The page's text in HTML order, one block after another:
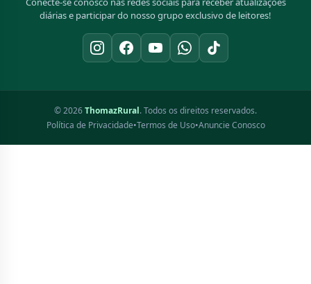
diárias e participar do nosso grupo exclusivo de leitores!
© 2026ThomazRural. Todos os direitos reservados.
Política de Privacidade•Termos de Uso•Anuncie Conosco